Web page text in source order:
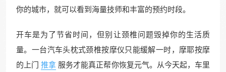
你的城市，就可以看到海量技师和丰富的预约时段。
开车是为了节省时间，但别让颈椎问题毁掉你的生活质
量。一台汽车头枕式颈椎按摩仪只能缓解一时，摩耶按摩
的上门 推拿 服务才能真正帮你恢复元气。从今天起，车里